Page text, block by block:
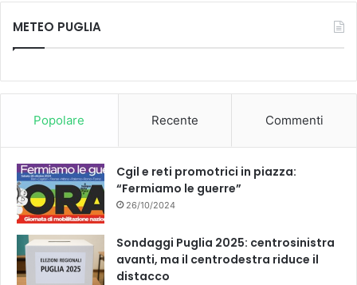
METEO PUGLIA
Popolare Recente Commenti
Cgil e reti promotrici in piazza:
“Fermiamo le guerre”
26/10/2024
Sondaggi Puglia 2025: centrosinistra
avanti, ma il centrodestra riduce il
distacco